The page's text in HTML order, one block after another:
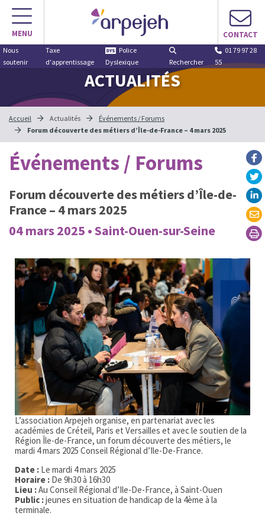
MENU CONTACT
Nous
soutenir
Taxe
d'apprentissage
Police
Dyslexique
Rechercher
01 79 97 28
55
ACTUALITÉS
Accueil Actualités
Événements / Forums
Forum découverte des métiers d’Île-de-France – 4 mars 2025
Événements / Forums
Forum découverte des métiers d’Île-de-
France – 4 mars 2025
04 mars 2025 • Saint-Ouen-sur-Seine
L’association Arpejeh organise, en partenariat avec les
académies de Créteil, Paris et Versailles et avec le soutien de la
Région Île-de-France, un forum découverte des métiers, le
mardi 4 mars 2025 Conseil Régional d’Ile-De-France.
Date : Le mardi 4 mars 2025
Horaire : De 9h30 à 16h30
Lieu :Au Conseil Régional d’Ile-De-France, à Saint-Ouen
Public :jeunes en situation de handicap de la 4ème à la
terminale.